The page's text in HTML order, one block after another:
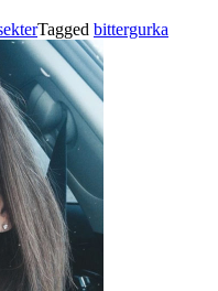
Tagged bittergurka